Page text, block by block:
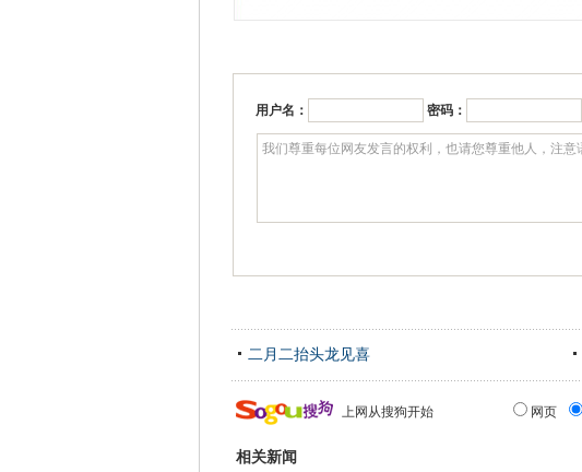
用户名： 密码：
二月二抬头龙见喜
上网从搜狗开始 网页
相关新闻